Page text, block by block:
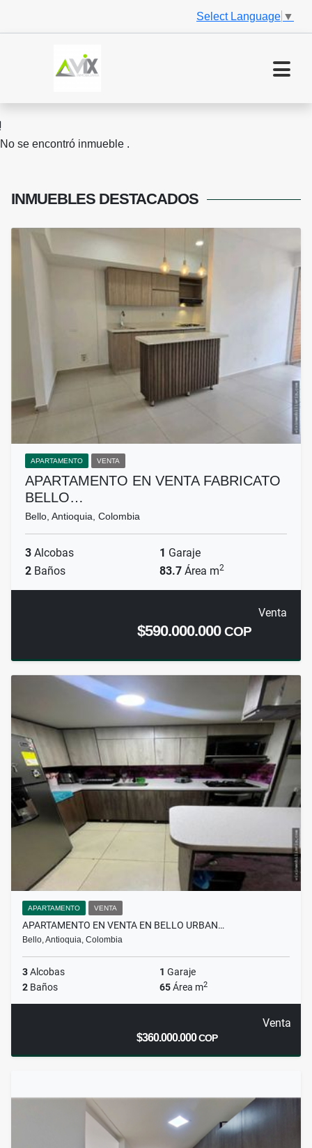
Select Language ▼
No se encontró inmueble .
INMUEBLES DESTACADOS
APARTAMENTO VENTA
APARTAMENTO EN VENTA FABRICATO
BELLO…
Bello, Antioquia, Colombia
3 Alcobas 1 Garaje
2 Baños 83.7 Área m2
Venta
$590.000.000COP
APARTAMENTO VENTA
APARTAMENTO EN VENTA EN BELLO URBAN…
Bello, Antioquia, Colombia
3Alcobas 1 Garaje
2 Baños 65Área m2
Venta
$360.000.000COP